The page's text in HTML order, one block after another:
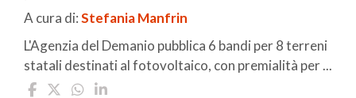
A cura di:Stefania Manfrin
L'Agenzia del Demanio pubblica 6 bandi per 8 terreni
statali destinati al fotovoltaico, con premialità per ...